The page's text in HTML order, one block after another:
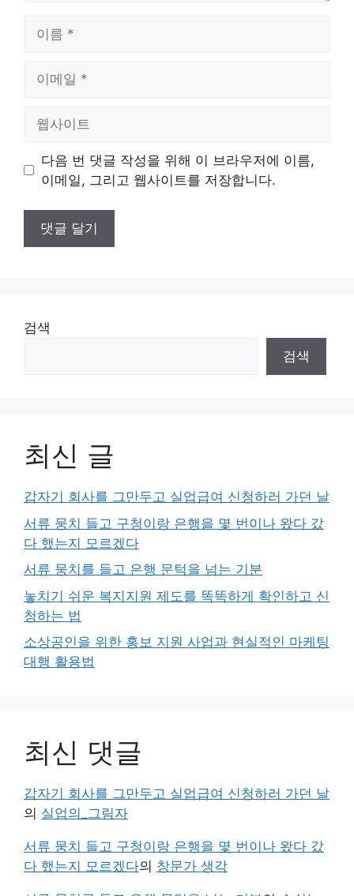
트
다음 번 댓글 작성을 위해 이 브라우저에 이름,
이메일, 그리고 웹사이트를 저장합니다.
검색
검색
최신 글
갑자기 회사를 그만두고 실업급여 신청하러 가던 날
서류 뭉치 들고 구청이랑 은행을 몇 번이나 왔다 갔
다 했는지 모르겠다
서류 뭉치를 들고 은행 문턱을 넘는 기분
놓치기 쉬운 복지지원 제도를 똑똑하게 확인하고 신
청하는 법
소상공인을 위한 홍보 지원 사업과 현실적인 마케팅
대행 활용법
최신 댓글
갑자기 회사를 그만두고 실업급여 신청하러 가던 날
의 실업의_그림자
서류 뭉치 들고 구청이랑 은행을 몇 번이나 왔다 갔
다 했는지 모르겠다의 창문가 생각